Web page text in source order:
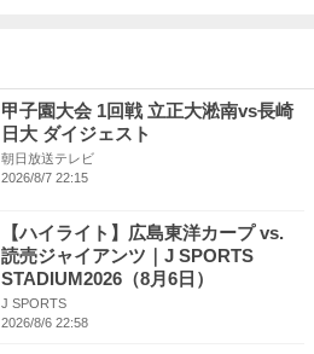
甲子園大会 1回戦 立正大淞南vs長崎
日大 ダイジェスト
朝日放送テレビ
2026/8/7 22:15
【ハイライト】広島東洋カープ vs.
読売ジャイアンツ｜J SPORTS
STADIUM2026（8月6日）
J SPORTS
2026/8/6 22:58